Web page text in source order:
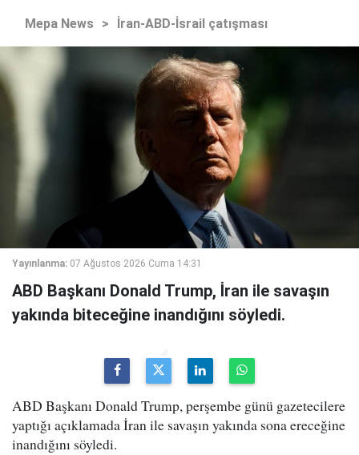
Mepa News > İran-ABD-İsrail çatışması
Yayınlanma: 07 Ağustos 2026 Cuma 14:31
ABD Başkanı Donald Trump, İran ile savaşın
yakında biteceğine inandığını söyledi.
ABD Başkanı Donald Trump, perşembe günü gazetecilere
yaptığı açıklamada İran ile savaşın yakında sona ereceğine
inandığını söyledi.